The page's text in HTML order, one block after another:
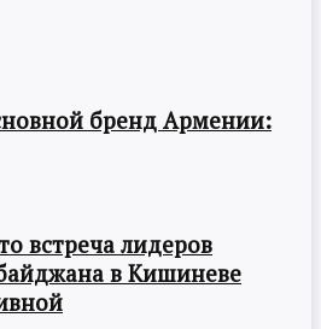
бренд Армении:
встреча лидеров
в Кишиневе